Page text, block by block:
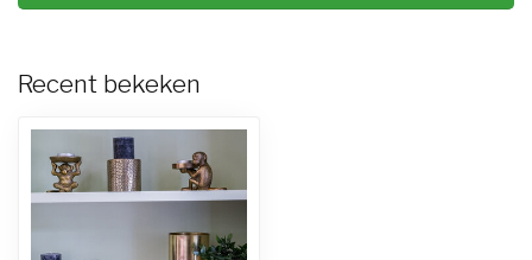
Recent bekeken